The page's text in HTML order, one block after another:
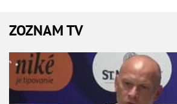
ZOZNAM TV